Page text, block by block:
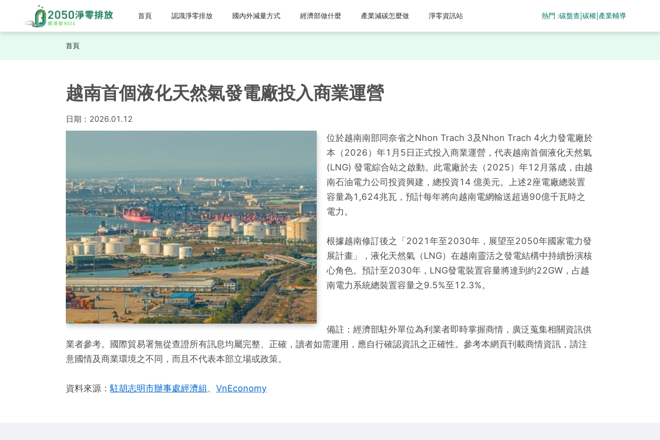
首頁 認識淨零排放 國內外減量方式 經濟部做什麼 產業減碳怎麼做 淨零資訊站 熱門 :碳盤查 |碳權 產業輔導
首頁
越南首個液化天然氣發電廠投入商業運營
日期： 2026.01.12
位於越南南部同奈省之Nhon Trach 3及Nhon Trach 4火力發電廠於
本（2026）年1月5日正式投入商業運營，代表越南首個液化天然氣
(LNG) 發電綜合站之啟動。此電廠於去（2025）年12月落成，由越
南石油電力公司投資興建，總投資14 億美元。上述2座電廠總裝置
容量為1,624兆瓦，預計每年將向越南電網輸送超過90億千瓦時之
電力。
根據越南修訂後之「2021年至2030年，展望至2050年國家電力發
展計畫」，液化天然氣（LNG）在越南靈活之發電結構中持續扮演核
心角色。預計至2030年，LNG發電裝置容量將達到約22GW，占越
南電力系統總裝置容量之9.5%至12.3%。
備註：經濟部駐外單位為利業者即時掌握商情，廣泛蒐集相關資訊供
業者參考。國際貿易署無從查證所有訊息均屬完整、正確，讀者如需運用，應自行確認資訊之正確性。參考本網頁刊載商情資訊，請注
意國情及商業環境之不同，而且不代表本部立場或政策。
資料來源：駐胡志明市辦事處經濟組、VnEconomy